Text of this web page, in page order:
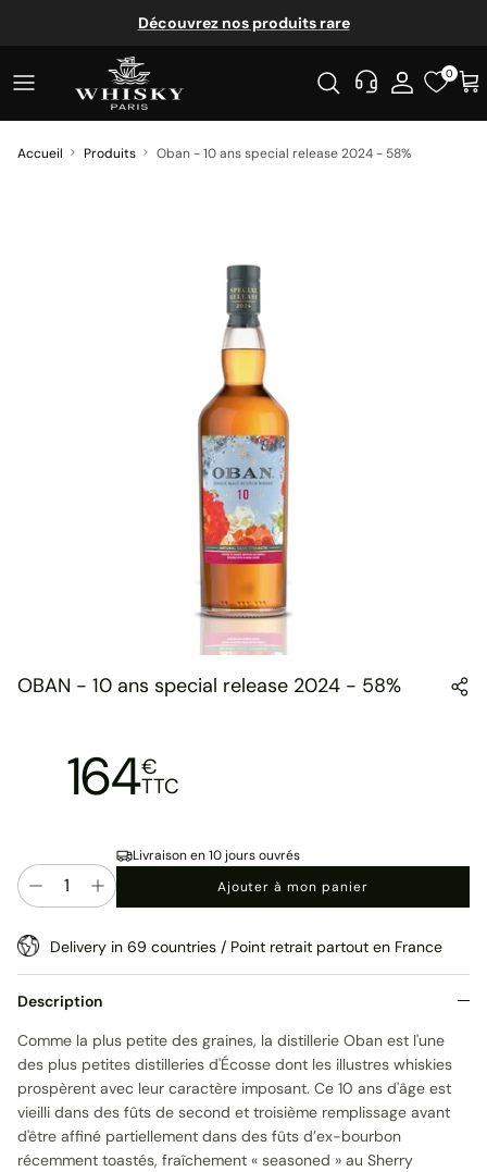
Découvrez nos produits rare
0
Accueil Produits Oban - 10 ans special release 2024 - 58%
OBAN - 10 ans special release 2024 - 58%
164€
TTC
Quantité
Livraison en 10 jours ouvrés
Ajouter à mon panier
Delivery in 69 countries / Point retrait partout en France
Description
Comme la plus petite des graines, la distillerie Oban est l'une
des plus petites distilleries d'Écosse dont les illustres whiskies
prospèrent avec leur caractère imposant. Ce 10 ans d'âge est
vieilli dans des fûts de second et troisième remplissage avant
d'être affiné partiellement dans des fûts d’ex-bourbon
récemment toastés, fraîchement « seasoned » au Sherry